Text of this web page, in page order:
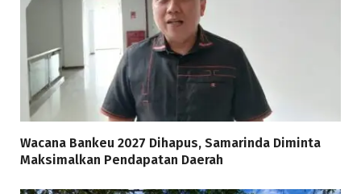
Wacana Bankeu 2027 Dihapus, Samarinda Diminta
Maksimalkan Pendapatan Daerah